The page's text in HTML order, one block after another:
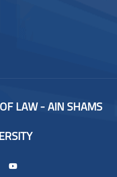
LAW - AIN SHAMS